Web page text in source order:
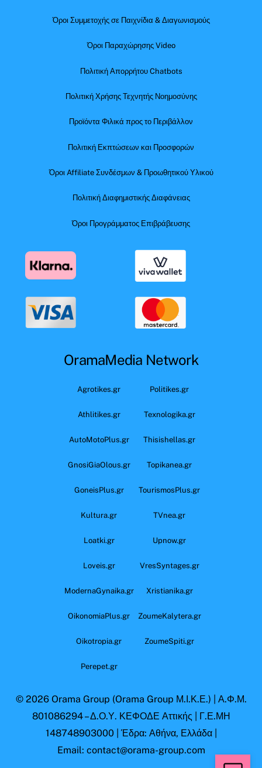
Όροι Συμμετοχής σε Παιχνίδια & Διαγωνισμούς
Όροι Παραχώρησης Video
Πολιτική Απορρήτου Chatbots
Πολιτική Χρήσης Τεχνητής Νοημοσύνης
Προϊόντα Φιλικά προς το Περιβάλλον
Πολιτική Εκπτώσεων και Προσφορών
Όροι Affiliate Συνδέσμων & Προωθητικού Υλικού
Πολιτική Διαφημιστικής Διαφάνειας
Όροι Προγράμματος Επιβράβευσης
OramaMedia Network
Agrotikes.gr Politikes.gr
Athlitikes.gr Texnologika.gr
AutoMotoPlus.gr Thisishellas.gr
GnosiGiaOlous.gr Topikanea.gr
GoneisPlus.gr TourismosPlus.gr
Kultura.gr TVnea.gr
Loatki.gr Upnow.gr
Loveis.gr VresSyntages.gr
ModernaGynaika.gr Xristianika.gr
OikonomiaPlus.gr ZoumeKalytera.gr
Oikotropia.gr ZoumeSpiti.gr
Perepet.gr
© 2026 Orama Group (Orama Group Μ.Ι.Κ.Ε.) | Α.Φ.Μ.
801086294 – Δ.Ο.Υ. ΚΕΦΟΔΕ Αττικής | Γ.Ε.ΜΗ
148748903000 | Έδρα: Αθήνα, Ελλάδα |
Email: contact@orama-group.com